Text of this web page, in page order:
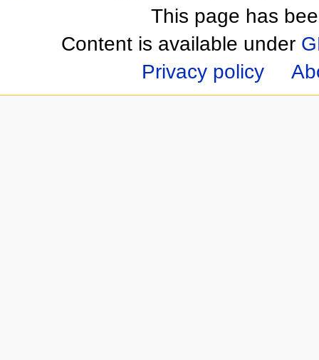
This page has
Content is available under
Privacy policy